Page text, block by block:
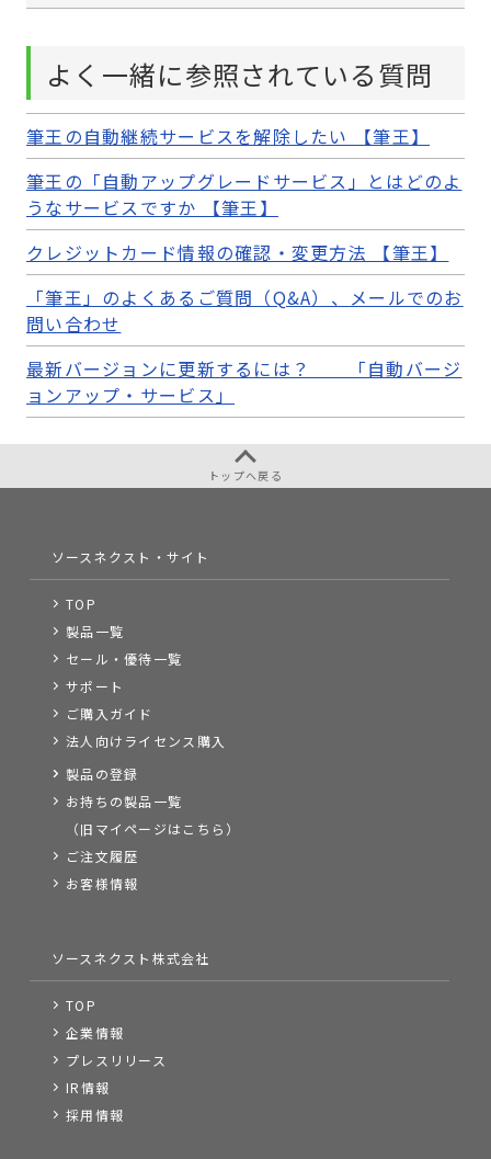
よく一緒に参照されている質問
筆王の自動継続サービスを解除したい 【筆王】
筆王の「自動アップグレードサービス」とはどのよ
うなサービスですか 【筆王】
クレジットカード情報の確認・変更方法 【筆王】
「筆王」のよくあるご質問（Q&A）、メールでのお
問い合わせ
最新バージョンに更新するには？ 「自動バージ
ョンアップ・サービス」
トップへ戻る
ソースネクスト・サイト
TOP
製品一覧
セール・優待一覧
サポート
ご購入ガイド
法人向けライセンス購入
製品の登録
お持ちの製品一覧
（旧マイページはこちら）
ご注文履歴
お客様情報
ソースネクスト株式会社
TOP
企業情報
プレスリリース
IR情報
採用情報